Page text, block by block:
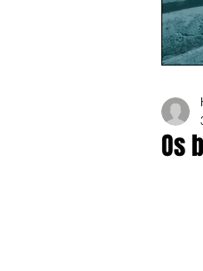
Os